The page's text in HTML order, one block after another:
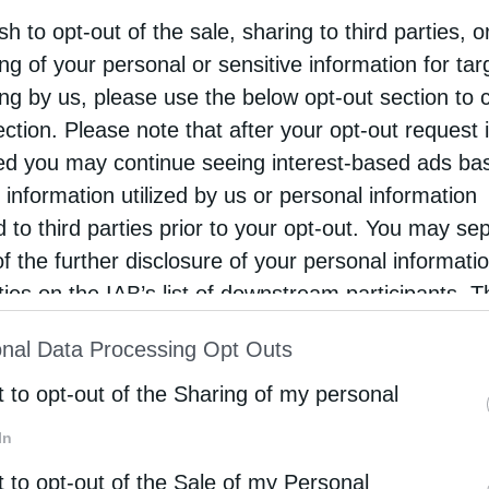
to opt-out of the sale, sharing to third parties,
of your personal or sensitive information for
by us, please use the below opt-out section to
Please note that after your opt-out request
you may continue seeing interest-based ads
information utilized by us or personal information
to third parties prior to your opt-out. You may
the further disclosure of your personal
on the IAB’s list of downstream participants.
of Downstream Participantsthat may further
parties.
Data Processing Opt Outs
to opt-out of the Sharing of my personal
to opt-out of the Sale of my Personal
το οποίο ευρίσκεται στο οροπέδιο
της Δίβρης Φθιώτιδος, χοροστάστησε και
ο Σεβασμιώτατος Μητροπολίτης Φθιώτιδος
στον Πανηγυρικό Εσπερινό της …
για τον Άγιο Νικόδημο στο Ησυχαστήριο της Δίβρης
εορτάσθηκε την Παρασκευή 14 Ιουλίου
του διδασκάλου της Εκκλησίας μας, Αγίου
του Αγιορείτου, στο ομώνυμο, Ιερό